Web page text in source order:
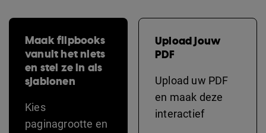
Maak flipbooks
vanuit het niets
en stel ze in als
sjablonen
Kies
paginagrootte en
Upload jouw
PDF
Upload uw PDF
en maak deze
interactief